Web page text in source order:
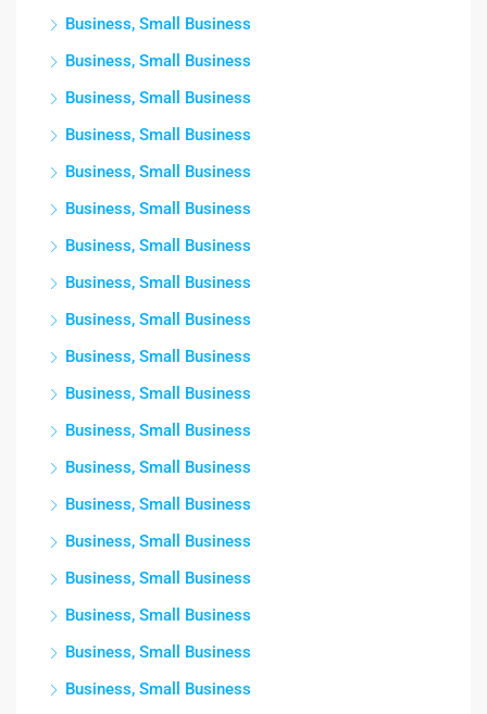
Business, Small Business
Business, Small Business
Business, Small Business
Business, Small Business
Business, Small Business
Business, Small Business
Business, Small Business
Business, Small Business
Business, Small Business
Business, Small Business
Business, Small Business
Business, Small Business
Business, Small Business
Business, Small Business
Business, Small Business
Business, Small Business
Business, Small Business
Business, Small Business
Business, Small Business